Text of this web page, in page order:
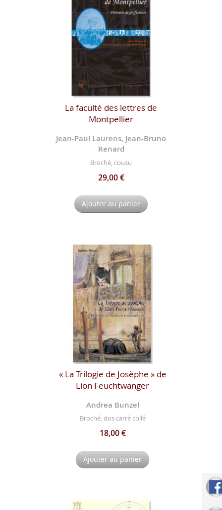
La faculté des lettres de
Montpellier
Jean-Paul Laurens, Jean-Bruno
Renard
Broché, cousu
29,00 €
Ajouter au panier
« La Trilogie de Josèphe » de
Lion Feuchtwanger
Andrea Bunzel
Broché, dos carré collé
18,00 €
Ajouter au panier